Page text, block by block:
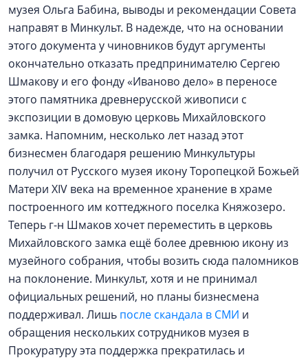
музея Ольга Бабина, выводы и рекомендации Совета
направят в Минкульт. В надежде, что на основании
этого документа у чиновников будут аргументы
окончательно отказать предпринимателю Сергею
Шмакову и его фонду «Иваново дело» в переносе
этого памятника древнерусской живописи с
экспозиции в домовую церковь Михайловского
замка. Напомним, несколько лет назад этот
бизнесмен благодаря решению Минкультуры
получил от Русского музея икону Торопецкой Божьей
Матери XIV века на временное хранение в храме
построенного им коттеджного поселка Княжозеро.
Теперь г-н Шмаков хочет переместить в церковь
Михайловского замка ещё более древнюю икону из
музейного собрания, чтобы возить сюда паломников
на поклонение. Минкульт, хотя и не принимал
официальных решений, но планы бизнесмена
поддерживал. Лишь после скандала в СМИ и
обращения нескольких сотрудников музея в
Прокуратуру эта поддержка прекратилась и